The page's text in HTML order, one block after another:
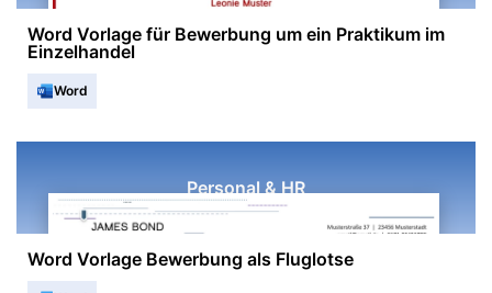
Word Vorlage für Bewerbung um ein Praktikum im
Einzelhandel
Word
Personal & HR
Word Vorlage Bewerbung als Fluglotse